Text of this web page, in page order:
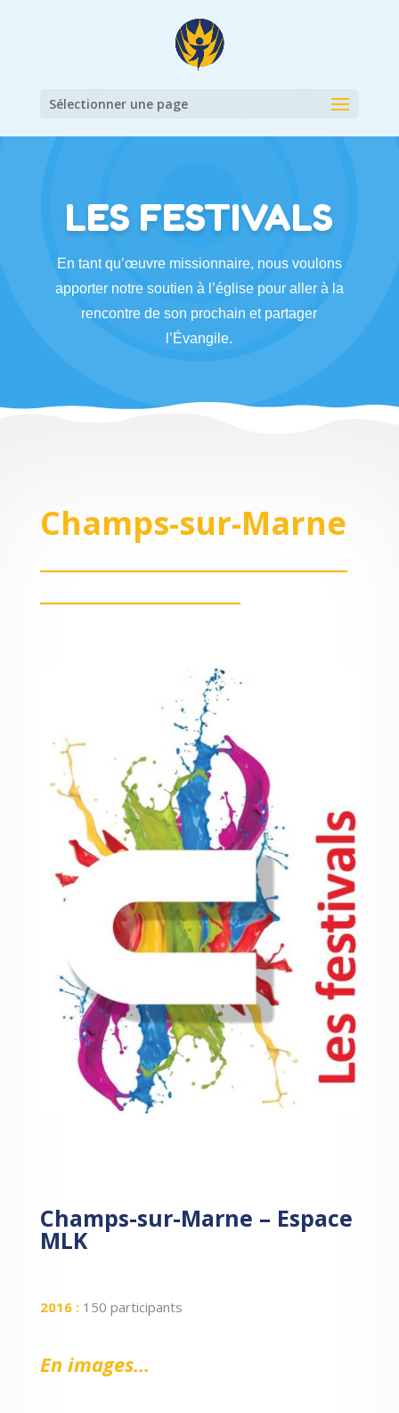
Sélectionner une page
LES FESTIVALS
En tant qu’œuvre missionnaire, nous voulons
apporter notre soutien à l’église pour aller à la
rencontre de son prochain et partager
l’Évangile.
Champs-sur-Marne
_______________________
_______________
Champs-sur-Marne – Espace
MLK
2016:150 participants
En images…